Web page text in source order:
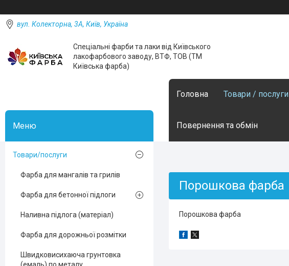
вул. Колекторна, 3А, Київ, Україна
Спеціальні фарби та лаки від Київського
лакофарбового заводу, ВТФ, ТОВ (ТМ
Київська фарба)
Головна Товари / послуги
Повернення та обмін
Порошкова фарба
Порошкова фарба
Товари/послуги
Фарба для мангалів та грилів
Фарба для бетонної підлоги
Наливна підлога (матеріал)
Фарба для дорожньої розмітки
Швидковисихаюча грунтовка